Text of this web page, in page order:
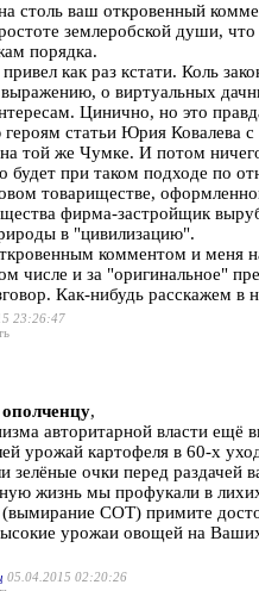
столь ваш откровенный
землеробской души,
порядка.
как раз кстати. Коль
о виртуальных
Цинично, но это
статьи Юрия Ковалева
на той же Чумке. И потом
при таком подходе по
товариществе,
фирма-застройщик
в "цивилизацию".
комментом и меня
числе и за "оригинальное"
Как-нибудь расскажем
23:26:47
,
авторитарной власти ещё
урожай картофеля в 60-х
зелёные очки перед раздачей
жизнь мы профукали в
СОТ) примите
урожаи овощей на
05.04.2015 02:20:26